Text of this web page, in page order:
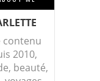
contenu
2010,
beauté,